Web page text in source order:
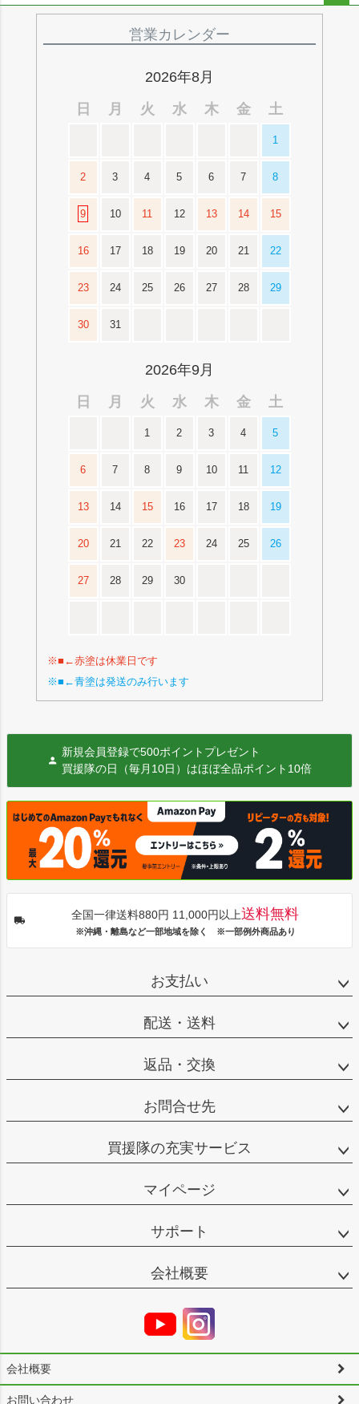
営業カレンダー
2026年8月
日
月 火 水 木 金 土
1
2 3 4 5 6 7 8
9 10 11 12 13 14 15
16 17 18 19 20 21 22
23 24 25 26 27 28 29
30 31
2026年9月
日
月 火 水 木 金 土
1 2 3 4 5
6 7 8 9 10 11 12
13 14 15 16 17 18 19
20 21 22 23 24 25 26
27 28 29 30
※■←赤塗は休業日です
※■←青塗は発送のみ行います
新規会員登録で500ポイントプレゼント
買援隊の日（毎月10日）はほぼ全品ポイント10倍
全国一律送料880円 11,000円以上送料無料
※沖縄・離島など一部地域を除く ※一部例外商品あり
お支払い
配送・送料
返品・交換
お問合せ先
買援隊の充実サービス
マイページ
サポート
会社概要
会社概要
お問い合わせ